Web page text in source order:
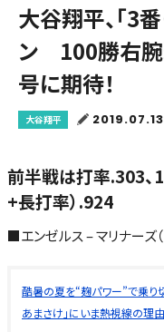
大谷翔平、「3
ン 100勝右腕
号に期待！
大谷翔平 2019.07.13
前半戦は打率.303、
+長打率）.924
■エンゼルス – マリナーズ
酷暑の夏を“麹パワー”で乗り
あまさけ」にいま熱視線の理由